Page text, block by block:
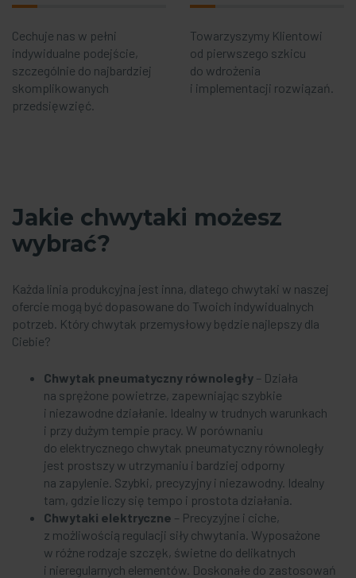
Cechuje nas w pełni
indywidualne podejście,
szczególnie do najbardziej
skomplikowanych
przedsięwzięć.
Towarzyszymy Klientowi
od pierwszego szkicu
do wdrożenia
i implementacji rozwiązań.
Jakie chwytaki możesz
wybrać?
Każda linia produkcyjna jest inna, dlatego chwytaki w naszej
ofercie mogą być dopasowane do Twoich indywidualnych
potrzeb. Który chwytak przemysłowy będzie najlepszy dla
Ciebie?
Chwytak pneumatyczny równoległy – Działa
na sprężone powietrze, zapewniając szybkie
i niezawodne działanie. Idealny w trudnych warunkach
i przy dużym tempie pracy. W porównaniu
do elektrycznego chwytak pneumatyczny równoległy
jest prostszy w utrzymaniu i bardziej odporny
na zapylenie. Szybki, precyzyjny i niezawodny. Idealny
tam, gdzie liczy się tempo i prostota działania.
Chwytaki elektryczne – Precyzyjne i ciche,
z możliwością regulacji siły chwytania. Wyposażone
w różne rodzaje szczęk, świetne do delikatnych
i nieregularnych elementów. Doskonałe do zastosowań